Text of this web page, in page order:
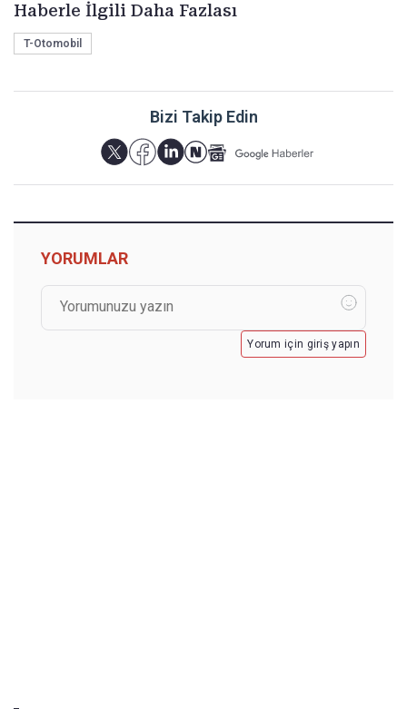
Haberle İlgili Daha Fazlası
T-Otomobil
Bizi Takip Edin
YORUMLAR
Yorum için giriş yapın